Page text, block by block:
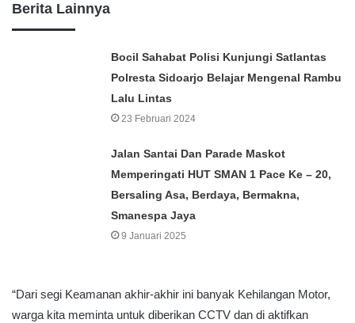
Berita Lainnya
Bocil Sahabat Polisi Kunjungi Satlantas
Polresta Sidoarjo Belajar Mengenal Rambu
Lalu Lintas
23 Februari 2024
Jalan Santai Dan Parade Maskot
Memperingati HUT SMAN 1 Pace Ke – 20,
Bersaling Asa, Berdaya, Bermakna,
Smanespa Jaya
9 Januari 2025
“Dari segi Keamanan akhir-akhir ini banyak Kehilangan Motor,
warga kita meminta untuk diberikan CCTV dan di aktifkan